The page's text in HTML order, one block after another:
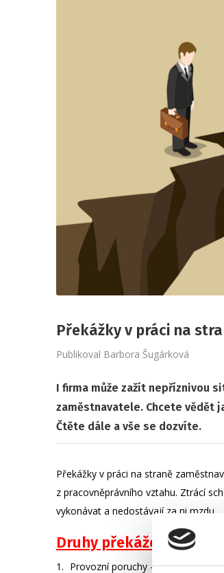
Překážky v práci na
Publikoval Barbora Šugárková
I firma může zažít nepříznivou
zaměstnavatele. Chcete vědět
Čtěte dále a vše se dozvíte.
Překážky v práci na straně
z pracovněprávního vztahu. Ztrácí
vykonávat a nedostávají za ni mzdu.
Druhy překážek
Provozní poruchy – může se